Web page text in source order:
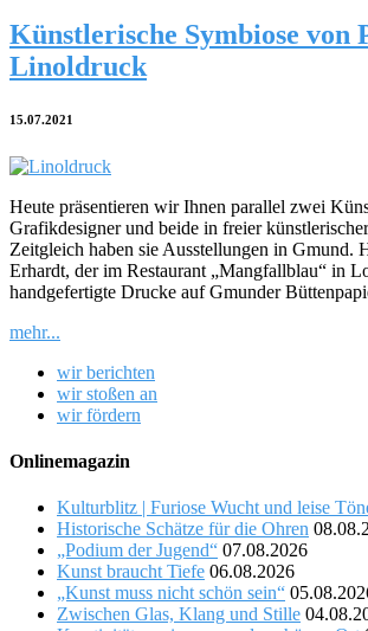
Künstlerische Symbiose von
Linoldruck
15.07.2021
Heute präsentieren wir Ihnen parallel zwei
Grafikdesigner und beide in freier
Zeitgleich haben sie Ausstellungen in Gmund.
Erhardt, der im Restaurant „Mangfallblau“ in
handgefertigte Drucke auf Gmunder
mehr...
wir berichten
wir stoßen an
wir fördern
Onlinemagazin
Kulturblitz | Furiose Wucht und leise
Historische Schätze für die Ohren
„Podium der Jugend“ 07.08.2026
Kunst braucht Tiefe 06.08.2026
„Kunst muss nicht schön sein“
Zwischen Glas, Klang und Stille